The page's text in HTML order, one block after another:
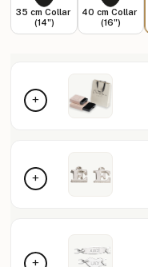
35 cm Collar
(14")
40 cm Collar
(16")